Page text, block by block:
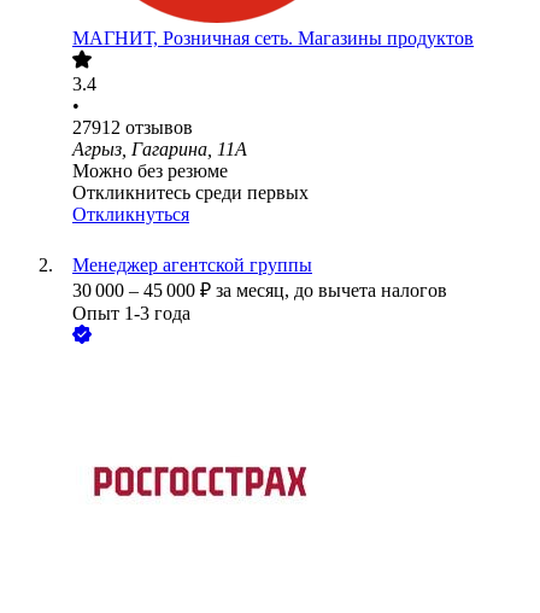
МАГНИТ, Розничная сеть. Магазины продуктов
3.4
•
27912 отзывов
Агрыз, Гагарина, 11А
Можно без резюме
Откликнитесь среди первых
Откликнуться
Менеджер агентской группы
30 000 – 45 000 ₽ за месяц, до вычета налогов
Опыт 1-3 года